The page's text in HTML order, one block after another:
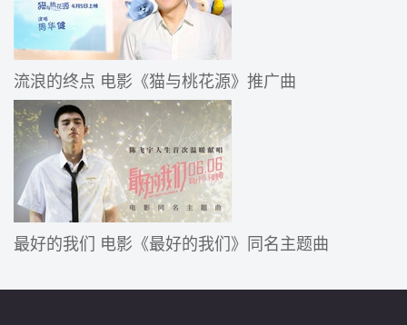
流浪的终点 电影《猫与桃花源》推广曲
最好的我们 电影《最好的我们》同名主题曲